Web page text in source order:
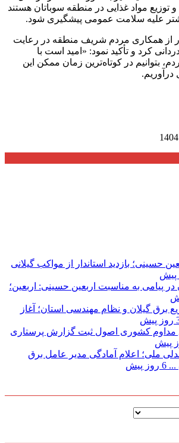
توزیع مواد غذایی در منطقه سوباتان هستند
علیه سلامت عمومی پیشگیری شود.
از همکاری مردم شریف منطقه در رعایت
کرد و تأکید نمود: «امید است با
بتوانیم در کوتاه‌ترین زمان ممکن این
حسینی؛ بازدید استاندار از مواکب گیلانی
در پیامی به مناسبت اربعین حسینی: اربعین؛
برق گیلان و نظام مهندسی استان؛ آغاز
مداوم کشوری اصول ثبت گزارش پرستاری
ملی؛ اعلام آمادگی مدیر عامل برق
... 6 روز پیش